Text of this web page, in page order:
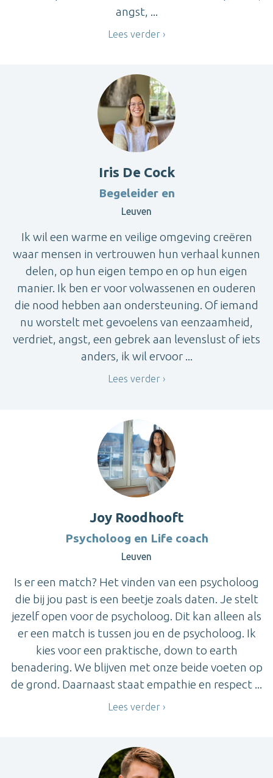
angst, ...
Lees verder
Iris De Cock
Begeleider en
Leuven
Ik wil een warme en veilige omgeving creëren
waar mensen in vertrouwen hun verhaal kunnen
delen, op hun eigen tempo en op hun eigen
manier. Ik ben er voor volwassenen en ouderen
die nood hebben aan ondersteuning. Of iemand
nu worstelt met gevoelens van eenzaamheid,
verdriet, angst, een gebrek aan levenslust of iets
anders, ik wil ervoor ...
Lees verder
Joy Roodhooft
Psycholoog en Life coach
Leuven
Is er een match? Het vinden van een psycholoog
die bij jou past is een beetje zoals daten. Je stelt
jezelf open voor de psycholoog. Dit kan alleen als
er een match is tussen jou en de psycholoog. Ik
kies voor een praktische, down to earth
benadering. We blijven met onze beide voeten op
de grond. Daarnaast staat empathie en respect ...
Lees verder